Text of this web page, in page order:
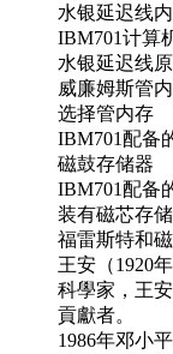
水银延迟线
IBM701计算
水银延迟线
威廉姆斯管
选择管内存
IBM701配备
磁鼓存储器
IBM701配备
装有磁芯存
福雷斯特和
王安（1920
科學家，王
貢獻者。
1986年邓小